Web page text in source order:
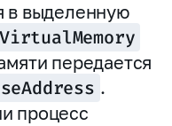
в выделенную
передается
.
процесс